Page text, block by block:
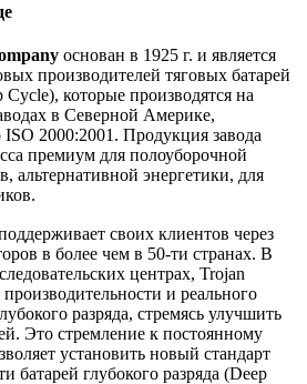
основан в 1925 г. и является
производителей тяговых батарей
Cycle), которые производятся на
в Северной Америке,
2000:2001. Продукция завода
премиум для полоуборочной
альтернативной энергетики, для
своих клиентов через
в более чем в 50-ти странах. В
центрах, Trojan
и реального
разряда, стремясь улучшить
Это стремление к постоянному
установить новый стандарт
батарей глубокого разряда (Deep